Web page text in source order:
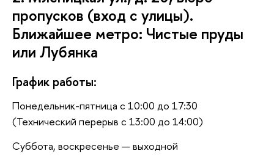
пропусков (вход с улицы).
Ближайшее метро: Чистые пруды
или Лубянка
График работы:
Понедельник-пятница с 10:00 до 17:30
(Технический перерыв с 13:00 до 14:00)
Суббота, воскресенье — выходной